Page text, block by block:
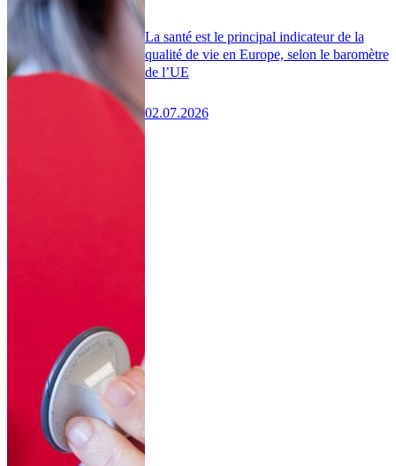
La santé est le principal indicateur de la
qualité de vie en Europe, selon le baromètre
de l’UE
02.07.2026